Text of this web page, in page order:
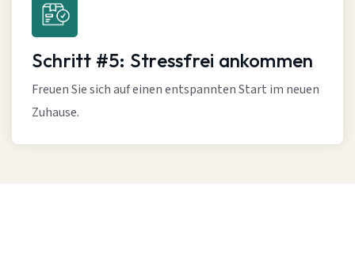
Schritt #5: Stressfrei ankommen
Freuen Sie sich auf einen entspannten Start im neuen
Zuhause.